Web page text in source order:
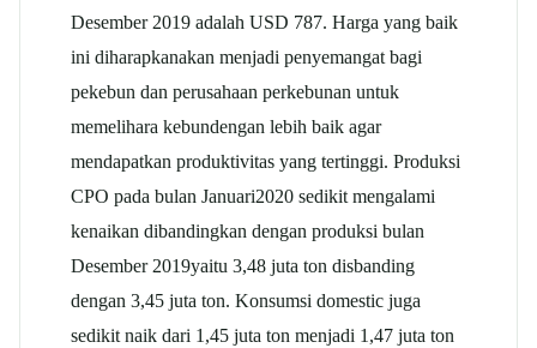
Desember 2019 adalah USD 787. Harga yang baik
ini diharapkanakan menjadi penyemangat bagi
pekebun dan perusahaan perkebunan untuk
memelihara kebundengan lebih baik agar
mendapatkan produktivitas yang tertinggi. Produksi
CPO pada bulan Januari2020 sedikit mengalami
kenaikan dibandingkan dengan produksi bulan
Desember 2019yaitu 3,48 juta ton disbanding
dengan 3,45 juta ton. Konsumsi domestic juga
sedikit naik dari 1,45 juta ton menjadi 1,47 juta ton